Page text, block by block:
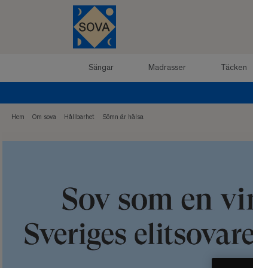
Sängar Madrasser Täcken
Hem Om sova Hållbarhet Sömn är hälsa